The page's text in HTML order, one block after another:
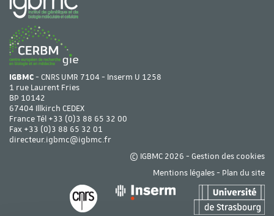
IGBMC- CNRS UMR 7104 - Inserm U 1258
1 rue Laurent Fries
BP 10142
67404 Illkirch CEDEX
France Tél +33 (0)3 88 65 32 00
Fax +33 (0)3 88 65 32 01
directeur.igbmc@igbmc.fr
© IGBMC 2026 - Gestion des cookies
Mentions légales- Plan du site